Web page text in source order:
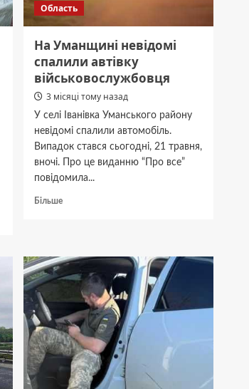
Область
На Уманщині невідомі
спалили автівку
військовослужбовця
3 місяці тому назад
У селі Іванівка Уманського району
невідомі спалили автомобіль.
Випадок стався сьогодні, 21 травня,
вночі. Про це виданню “Про все”
повідомила...
БільшеДокладніше
спалили
автівку
військовослужбовця